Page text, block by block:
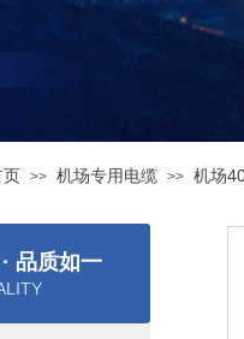
页 >> 机场专用电缆 >> 机场
品质如一